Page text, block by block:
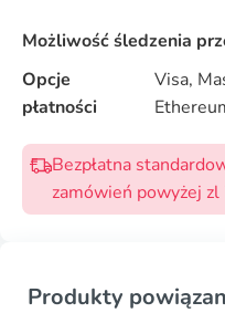
Możliwość śledzenia
Opcje
płatności
Visa,
Bezpłatna
zamówień powyżej
Produkty